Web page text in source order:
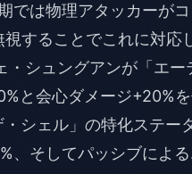
では物理アタッカーが
することでこれに対応
シュングアンが「エー
と会心ダメージ+20%を
シェル」の特化ステー
、そしてパッシブによ